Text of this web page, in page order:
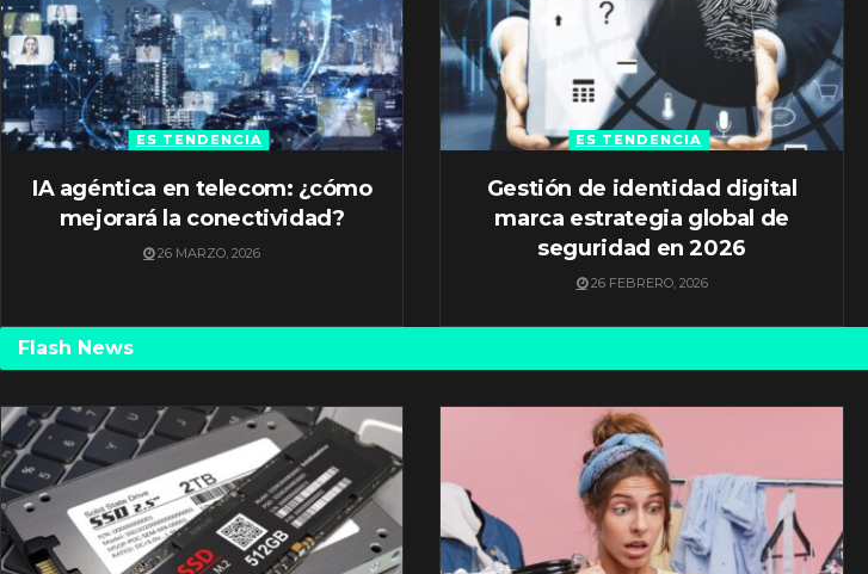
ES TENDENCIA
IA agéntica en telecom: ¿cómo
mejorará la conectividad?
26 MARZO, 2026
ES TENDENCIA
Gestión de identidad digital
marca estrategia global de
seguridad en 2026
26 FEBRERO, 2026
Flash News